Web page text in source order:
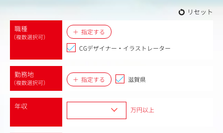
リセット
職種
（複数選択可）
指定する
CGデザイナー・イラストレーター
勤務地
（複数選択可） 指定する 滋賀県
年収 万円以上